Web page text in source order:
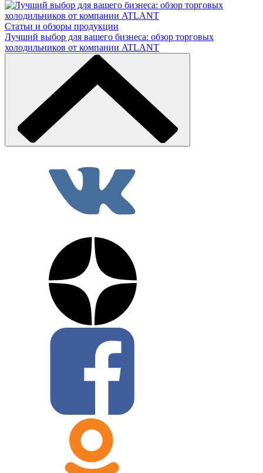
Статьи и обзоры продукции
Лучший выбор для вашего бизнеса: обзор торговых
холодильников от компании ATLANT